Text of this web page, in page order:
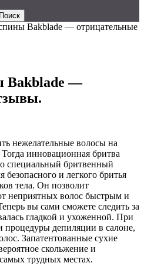
Bakblade — отрицательные
Bakblade —
нежелательные волосы на
инновационная бритва
специальный бритвенный
безопасного и легкого бритья
тела. Он позволит
неприятных волос быстрым и
вы сами сможете следить за
гладкой и ухоженной. При
процедуры депиляции в салоне,
Запатентованные сухие
скольжение и
трудных местах.